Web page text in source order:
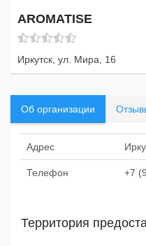
AROMATISE
Иркутск, ул. Мира, 16
Об организации
Адрес
Телефон +7
Территория